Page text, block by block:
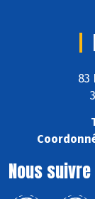
83
Nous